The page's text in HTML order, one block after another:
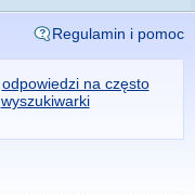
Regulamin i pomoc
odpowiedzi na często
wyszukiwarki